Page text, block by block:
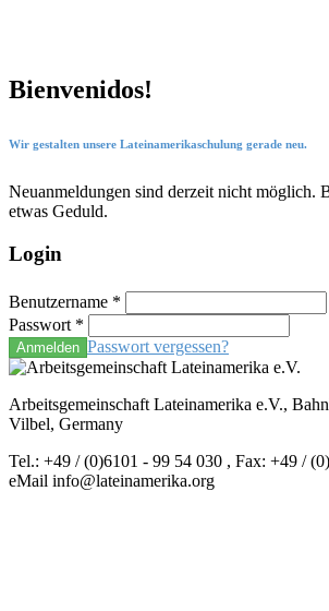
Bienvenidos!
Wir gestalten unsere Lateinamerikaschulung gerade neu.
Neuanmeldungen sind derzeit nicht möglich.
etwas Geduld.
Login
Benutzername *
Passwort *
Anmelden Passwort vergessen?
Arbeitsgemeinschaft Lateinamerika e.V.,
Vilbel, Germany
Tel.: +49 / (0)6101 - 99 54 030 , Fax: +49 /
eMail info@lateinamerika.org